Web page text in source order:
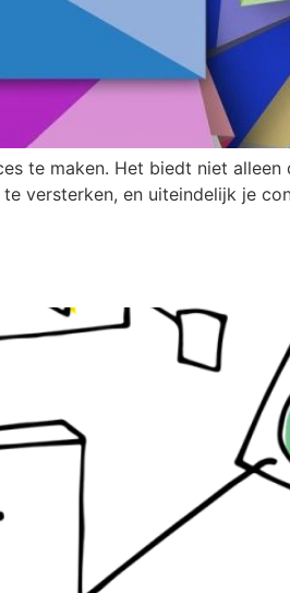
te maken. Het biedt niet
versterken, en uiteindelijk je